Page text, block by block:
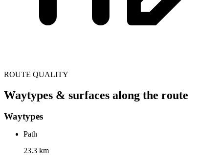
ROUTE QUALITY
Waytypes & surfaces along the route
Waytypes
Path
23.3 km